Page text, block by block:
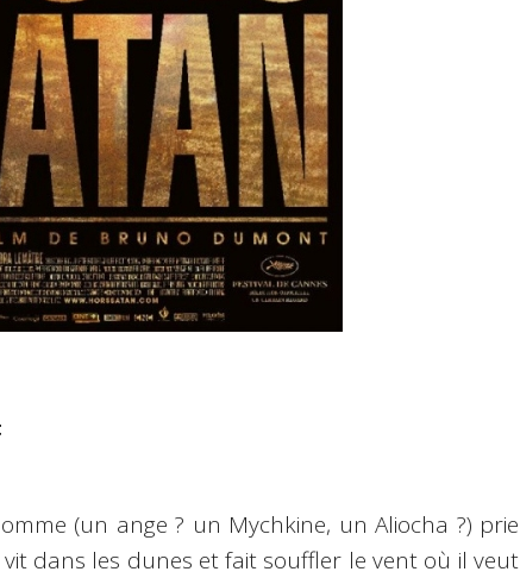
(un ange ? un Mychkine, un Aliocha ?) prie
dans les dunes et fait souffler le vent où il veut